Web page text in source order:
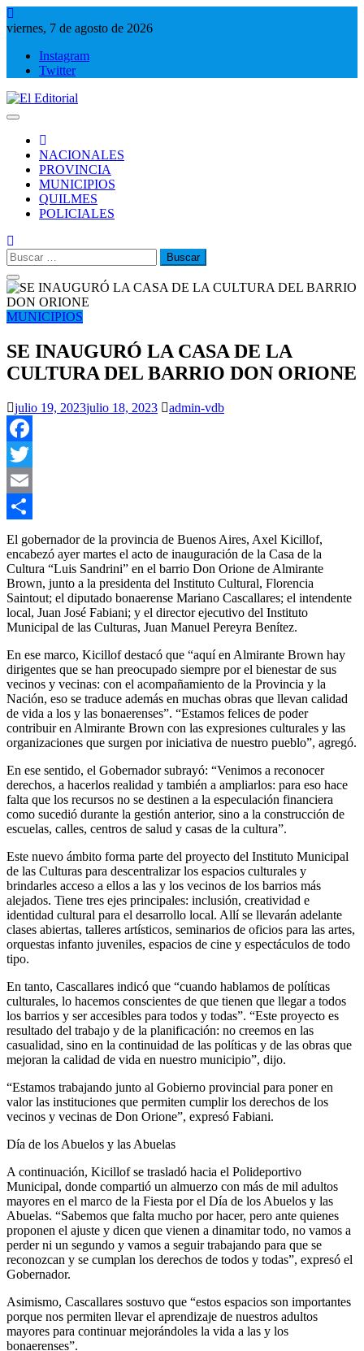
Saltar
al
viernes, 7 de agosto de 2026
Instagram
Twitter
NACIONALES
PROVINCIA
MUNICIPIOS
QUILMES
POLICIALES
Buscar:
MUNICIPIOS
SE INAUGURÓ LA CASA DE LA
CULTURA DEL BARRIO DON ORIONE
julio 19, 2023julio 18, 2023 admin-vdb
Facebook
Twitter
Email
Compartir
El gobernador de la provincia de Buenos Aires, Axel Kicillof,
encabezó ayer martes el acto de inauguración de la Casa de la
Cultura “Luis Sandrini” en el barrio Don Orione de Almirante
Brown, junto a la presidenta del Instituto Cultural, Florencia
Saintout; el diputado bonaerense Mariano Cascallares; el intendente
local, Juan José Fabiani; y el director ejecutivo del Instituto
Municipal de las Culturas, Juan Manuel Pereyra Benítez.
En ese marco, Kicillof destacó que “aquí en Almirante Brown hay
dirigentes que se han preocupado siempre por el bienestar de sus
vecinos y vecinas: con el acompañamiento de la Provincia y la
Nación, eso se traduce además en muchas obras que llevan calidad
de vida a los y las bonaerenses”. “Estamos felices de poder
contribuir en Almirante Brown con las expresiones culturales y las
organizaciones que surgen por iniciativa de nuestro pueblo”, agregó.
En ese sentido, el Gobernador subrayó: “Venimos a reconocer
derechos, a hacerlos realidad y también a ampliarlos: para eso hace
falta que los recursos no se destinen a la especulación financiera
como sucedió durante la gestión anterior, sino a la construcción de
escuelas, calles, centros de salud y casas de la cultura”.
Este nuevo ámbito forma parte del proyecto del Instituto Municipal
de las Culturas para descentralizar los espacios culturales y
brindarles acceso a ellos a las y los vecinos de los barrios más
alejados. Tiene tres ejes principales: inclusión, creatividad e
identidad cultural para el desarrollo local. Allí se llevarán adelante
clases abiertas, talleres artísticos, seminarios de oficios para las artes,
orquestas infanto juveniles, espacios de cine y espectáculos de todo
tipo.
En tanto, Cascallares indicó que “cuando hablamos de políticas
culturales, lo hacemos conscientes de que tienen que llegar a todos
los barrios y ser accesibles para todos y todas”. “Este proyecto es
resultado del trabajo y de la planificación: no creemos en las
casualidad, sino en la continuidad de las políticas y de las obras que
mejoran la calidad de vida en nuestro municipio”, dijo.
“Estamos trabajando junto al Gobierno provincial para poner en
valor las instituciones que permiten cumplir los derechos de los
vecinos y vecinas de Don Orione”, expresó Fabiani.
Día de los Abuelos y las Abuelas
A continuación, Kicillof se trasladó hacia el Polideportivo
Municipal, donde compartió un almuerzo con más de mil adultos
mayores en el marco de la Fiesta por el Día de los Abuelos y las
Abuelas. “Sabemos que falta mucho por hacer, pero ante quienes
proponen el ajuste y dicen que vienen a dinamitar todo, no vamos a
perder ni un segundo y vamos a seguir trabajando para que se
reconozcan y se cumplan los derechos de todos y todas”, expresó el
Gobernador.
Asimismo, Cascallares sostuvo que “estos espacios son importantes
porque nos permiten llevar el aprendizaje de nuestros adultos
mayores para continuar mejorándoles la vida a las y los
bonaerenses”.